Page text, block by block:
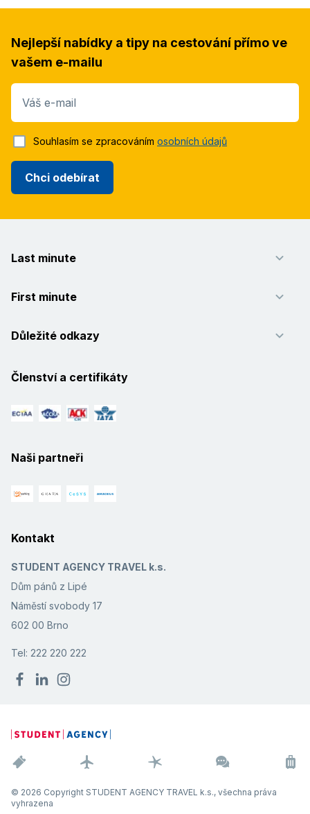
Nejlepší nabídky a tipy na cestování přímo ve
vašem e-mailu
Váš e-mail
Chci odebírat
Souhlasím se zpracováním osobních údajů
Last minute
First minute
Důležité odkazy
Členství a certifikáty
Naši partneři
Kontakt
STUDENT AGENCY TRAVEL k.s.
Dům pánů z Lipé
Náměstí svobody 17
602 00 Brno
Tel: 222 220 222
© 2026 Copyright STUDENT AGENCY TRAVEL k.s., všechna práva
vyhrazena